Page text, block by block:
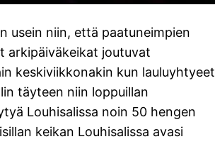
usein niin, että paatuneimpien
arkipäiväkeikat joutuvat
keskiviikkonakin kun lauluyhtyeet
täyteen niin loppuillan
Louhisalissa noin 50 hengen
keikan Louhisalissa avasi